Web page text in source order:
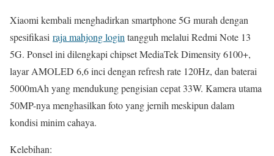
Xiaomi kembali menghadirkan smartphone 5G murah dengan
spesifikasi raja mahjong login tangguh melalui Redmi Note 13
5G. Ponsel ini dilengkapi chipset MediaTek Dimensity 6100+,
layar AMOLED 6,6 inci dengan refresh rate 120Hz, dan baterai
5000mAh yang mendukung pengisian cepat 33W. Kamera utama
50MP-nya menghasilkan foto yang jernih meskipun dalam
kondisi minim cahaya.
Kelebihan: